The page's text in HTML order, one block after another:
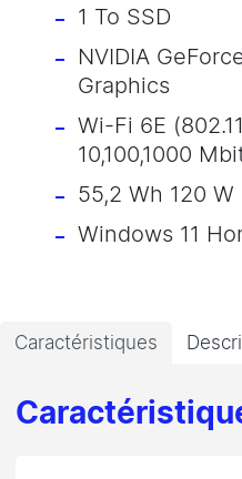
1 To SSD
NVIDIA
Graphics
Wi-Fi 6E
10,100,1000
55,2 Wh 120 W
Windows 11
Caractéristiques